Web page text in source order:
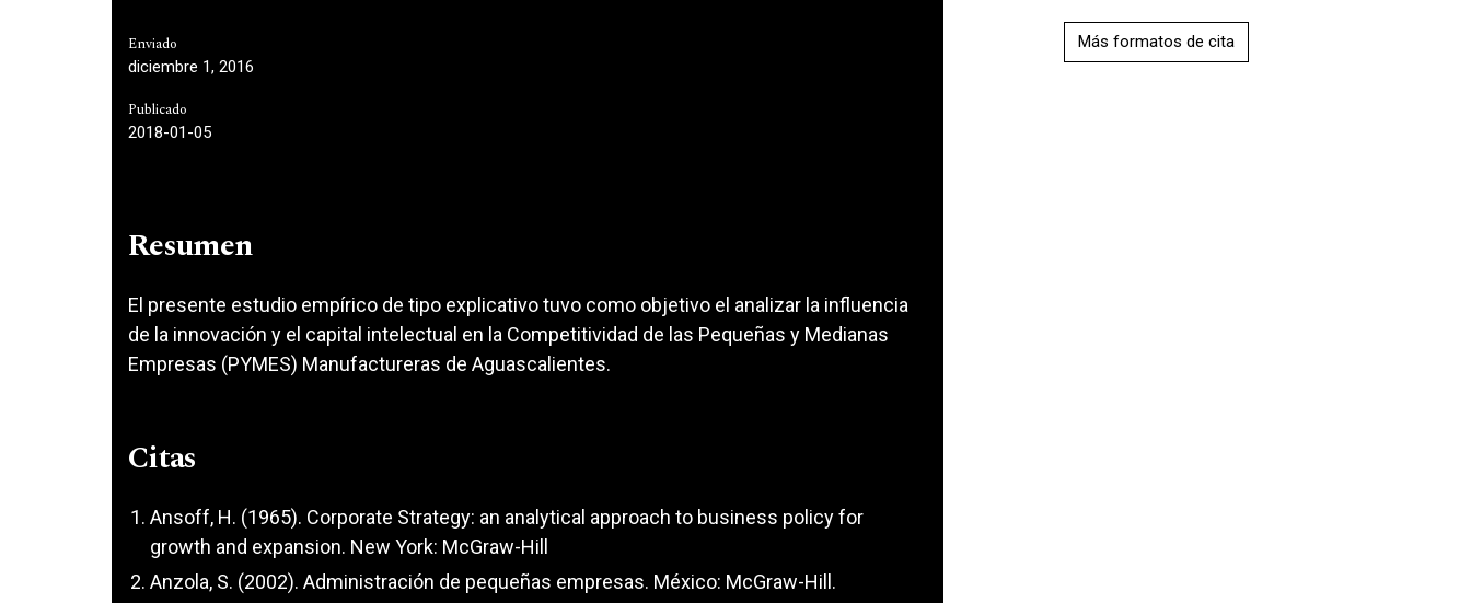
Enviado
diciembre 1, 2016
Publicado
2018-01-05
Resumen
El presente estudio empírico de tipo explicativo tuvo como objetivo el analizar la influencia
de la innovación y el capital intelectual en la Competitividad de las Pequeñas y Medianas
Empresas (PYMES) Manufactureras de Aguascalientes.
Citas
Ansoff, H. (1965). Corporate Strategy: an analytical approach to business policy for
growth and expansion. New York: McGraw-Hill
Anzola, S. (2002). Administración de pequeñas empresas. México: McGraw-Hill.
Más formatos de cita